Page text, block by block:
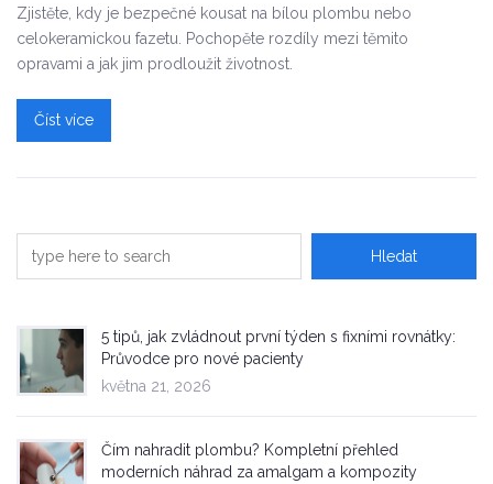
Zjistěte, kdy je bezpečné kousat na bílou plombu nebo
celokeramickou fazetu. Pochopěte rozdíly mezi těmito
opravami a jak jim prodloužit životnost.
Číst více
5 tipů, jak zvládnout první týden s fixními rovnátky:
Průvodce pro nové pacienty
května 21, 2026
Čím nahradit plombu? Kompletní přehled
moderních náhrad za amalgam a kompozity